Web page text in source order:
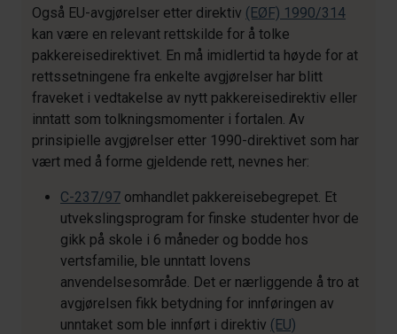
Også EU-avgjørelser etter direktiv (EØF) 1990/314
kan være en relevant rettskilde for å tolke
pakkereisedirektivet. En må imidlertid ta høyde for at
rettssetningene fra enkelte avgjørelser har blitt
fraveket i vedtakelse av nytt pakkereisedirektiv eller
inntatt som tolkningsmomenter i fortalen. Av
prinsipielle avgjørelser etter 1990-direktivet som har
vært med å forme gjeldende rett, nevnes her:
C-237/97 omhandlet pakkereisebegrepet. Et
utvekslingsprogram for finske studenter hvor de
gikk på skole i 6 måneder og bodde hos
vertsfamilie, ble unntatt lovens
anvendelsesområde. Det er nærliggende å tro at
avgjørelsen fikk betydning for innføringen av
unntaket som ble innført i direktiv (EU)